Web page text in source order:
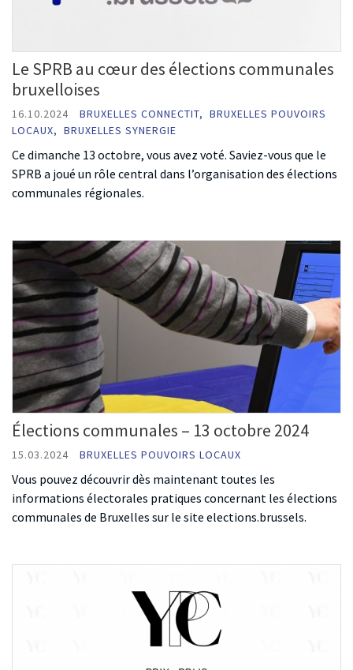
Le SPRB au cœur des élections communales
bruxelloises
16.10.2024 BRUXELLES CONNECTIT, BRUXELLES POUVOIRS
LOCAUX, BRUXELLES SYNERGIE
Ce dimanche 13 octobre, vous avez voté. Saviez-vous que le
SPRB a joué un rôle central dans l’organisation des élections
communales régionales.
Élections communales – 13 octobre 2024
15.03.2024 BRUXELLES POUVOIRS LOCAUX
Vous pouvez découvrir dès maintenant toutes les
informations électorales pratiques concernant les élections
communales de Bruxelles sur le site elections.brussels.